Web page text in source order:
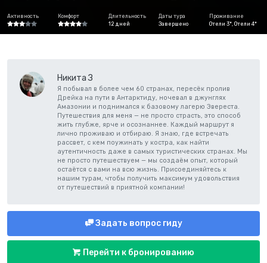
Активность Комфорт
Длительность
12 дней
Даты тура
Завершено
Проживание
Отели 3*, Отели 4*
Никита З
Я побывал в более чем 60 странах, пересёк пролив
Дрейка на пути в Антарктиду, ночевал в джунглях
Амазонии и поднимался к базовому лагерю Эвереста.
Путешествия для меня — не просто страсть, это способ
жить глубже, ярче и осознаннее. Каждый маршрут я
лично проживаю и отбираю. Я знаю, где встречать
рассвет, с кем поужинать у костра, как найти
аутентичность даже в самых туристических странах. Мы
не просто путешествуем — мы создаём опыт, который
остаётся с вами на всю жизнь. Присоединяйтесь к
нашим турам, чтобы получить максимум удовольствия
от путешествий в приятной компании!
Задать вопрос гиду
Перейти к бронированию